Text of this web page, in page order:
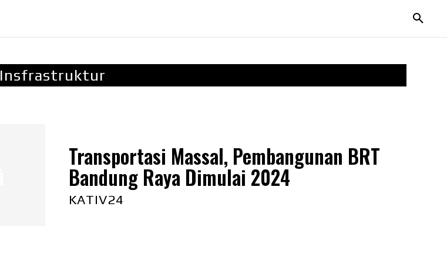
Insfrastruktur
Transportasi Massal, Pembangunan BRT
Bandung Raya Dimulai 2024
KATIV24